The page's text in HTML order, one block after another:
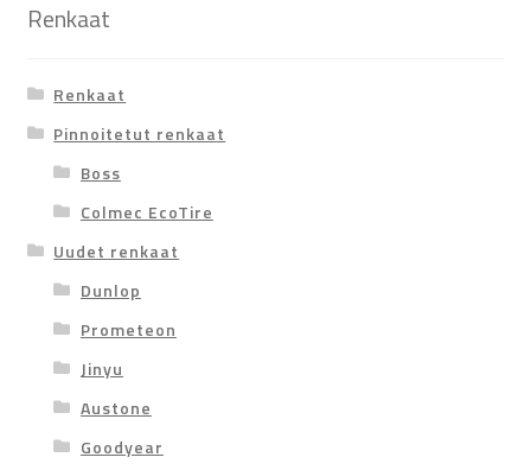
Renkaat
Renkaat
Pinnoitetut renkaat
Boss
Colmec EcoTire
Uudet renkaat
Dunlop
Prometeon
Jinyu
Austone
Goodyear